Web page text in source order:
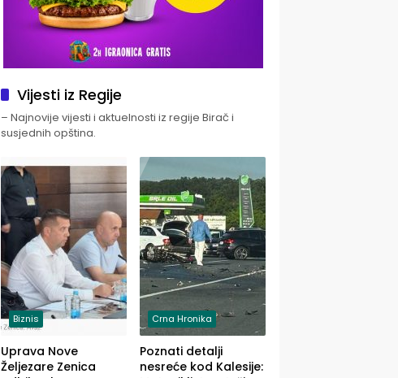
Vijesti iz Regije
– Najnovije vijesti i aktuelnosti iz regije Birač i
susjednih opština.
Biznis
Uprava Nove
Željezare Zenica
Crna Hronika
Poznati detalji
nesreće kod Kalesije: